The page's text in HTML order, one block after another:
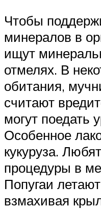
Чтобы
минералов в
ищут
отмелях. В
обитания,
считают
могут поедать
Особенное
кукуруза.
процедуры в
Попугаи
взмахивая